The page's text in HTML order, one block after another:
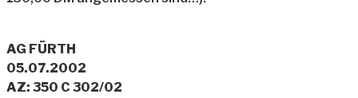
AG FÜRTH
05.07.2002
AZ: 350 C 302/02